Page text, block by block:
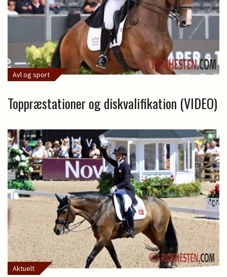
Avl og sport
Toppræstationer og diskvalifikation (VIDEO)
Aktuelt